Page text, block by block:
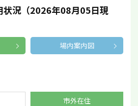
状況（2026年08月05日現
場内案内図
市外在住